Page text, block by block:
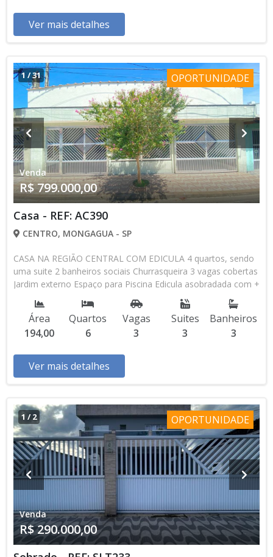
Ver mais detalhes
1 /31 OPORTUNIDADE
Venda
R$ 799.000,00
Casa - REF: AC390
CENTRO, MONGAGUA - SP
CASA NA REGIÃO CENTRAL COM EDICULA 4 quartos, sendo
uma suite 2 banheiros sociais Churrasqueira 3 vagas cobertas
Jardim externo Espaço para Piscina Edicula asobradada com +
2 suites sala, cozinha, banheiros social R$ 849.900,00
Área
194,00
Quartos
6
Vagas
3
Suites
3
Banheiros
3
Ver mais detalhes
1 /2 OPORTUNIDADE
Venda
R$ 290.000,00